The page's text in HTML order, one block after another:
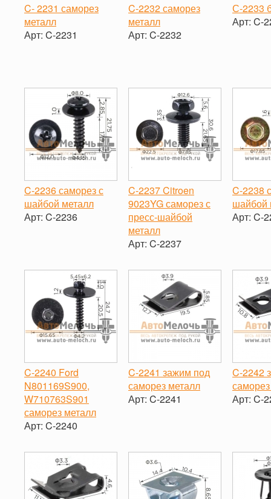
C- 2231 саморез
металл
Арт: C-2231
C-2232 саморез
металл
Арт: C-2232
С-2233
Арт: C-
C-2236 саморез с
шайбой металл
Арт: C-2236
C-2237 Citroen
9023YG саморез с
пресс-шайбой
металл
Арт: C-2237
-
+
C-2238
шайбой
Арт: C-
C-2240 Ford
N801169S900,
W710763S901
саморез металл
Арт: C-2240
-
+
C-2241 зажим под
саморез металл
Арт: C-2241
C-2242
Арт: C-